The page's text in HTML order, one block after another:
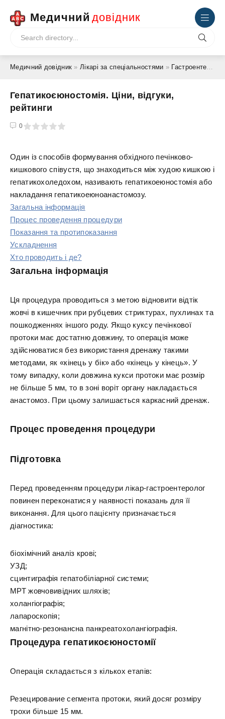
Медичний довідник
Медичний довідник »Лікарі за спеціальностями » Гастроентеролог
Гепатикоєюностомія. Ціни, відгуки,
рейтинги
0
5
Один із способів формування обхідного печінково-
кишкового співустя, що знаходиться між худою кишкою і
гепатикохоледохом, називають гепатикоеюностомія або
накладання гепатикоеюноанастомозу.
Загальна інформація
Процес проведення процедури
Показання та протипоказання
Ускладнення
Хто проводить і де?
Загальна інформація
Ця процедура проводиться з метою відновити відтік
жовчі в кишечник при рубцевих стриктурах, пухлинах та
пошкодженнях іншого роду. Якщо куксу печінкової
протоки має достатню довжину, то операція може
здійснюватися без використання дренажу такими
методами, як «кінець у бік» або «кінець у кінець». У
тому випадку, коли довжина кукси протоки має розмір
не більше 5 мм, то в зоні воріт органу накладається
анастомоз. При цьому залишається каркасний дренаж.
Процес проведення процедури
Підготовка
Перед проведенням процедури лікар-гастроентеролог
повинен переконатися у наявності показань для її
виконання. Для цього пацієнту призначається
діагностика:
біохімічний аналіз крові;
УЗД;
сцинтиграфія гепатобіліарної системи;
МРТ жовчовивідних шляхів;
холангіографія;
лапароскопія;
магнітно-резонансна панкреатохолангіографія.
Процедура гепатикоєюностомії
Операція складається з кількох етапів:
Резецирование сегмента протоки, який досяг розміру
трохи більше 15 мм.